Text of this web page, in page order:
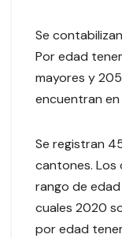
Se
Por edad
mayores y
encuentran
Se registran
cantones. Los
rango de
cuales 2020
por edad